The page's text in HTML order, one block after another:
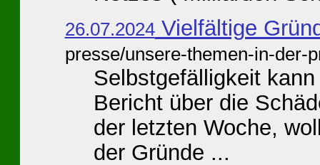
26.07.2024Vielfältige
presse/unsere-themen-in-der-
Selbstgefälligkeit
Bericht über die
der letzten Woche,
der Gründe ...